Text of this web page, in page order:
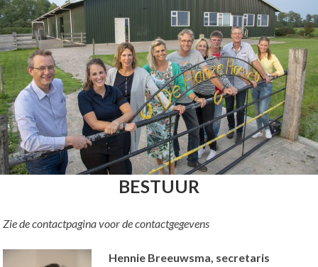
BESTUUR
Zie de contactpagina voor de contactgegevens
Hennie Breeuwsma, secretaris